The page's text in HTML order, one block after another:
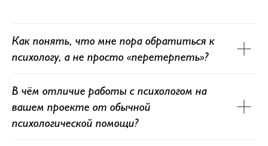
Как понять, что мне пора обратиться к
психологу, а не просто «перетерпеть»?
В чём отличие работы с психологом на
вашем проекте от обычной
психологической помощи?